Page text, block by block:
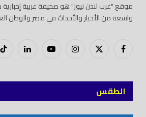
موقع "عرب لندن نيوز" هو صحيفة عربية
واسعة من الأخبار والأحداث في مصر والوطن
فيسبوكX
إنستغراميوتيوب لينكدود
تيك
الطقس